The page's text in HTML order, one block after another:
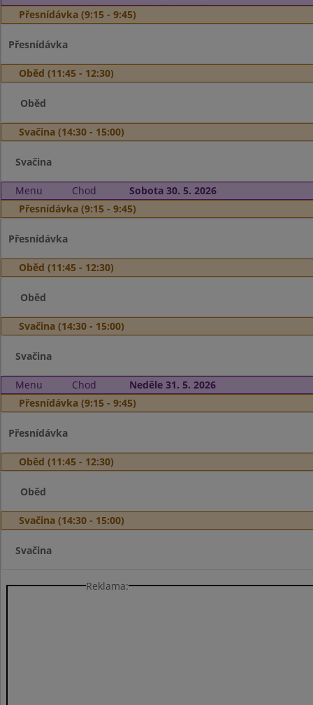
Přesnídávka (9:15 - 9:45)
Přesnídávka
Oběd (11:45 - 12:30)
Oběd
Svačina (14:30 - 15:00)
Svačina
Menu Chod
Sobota 30. 5. 2026
Přesnídávka (9:15 - 9:45)
Přesnídávka
Oběd (11:45 - 12:30)
Oběd
Svačina (14:30 - 15:00)
Svačina
Menu Chod
Neděle 31. 5. 2026
Přesnídávka (9:15 - 9:45)
Přesnídávka
Oběd (11:45 - 12:30)
Oběd
Svačina (14:30 - 15:00)
Svačina
Reklama: